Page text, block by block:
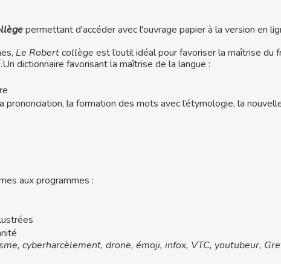
permettant d'accéder avec l'ouvrage papier à la version en
Le Robert collège est l’outil idéal pour favoriser la maîtrise du
.Un dictionnaire favorisant la maîtrise de la langue :
la formation des mots avec l’étymologie, la
aux programmes :
cyberharcèlement, drone, émoji, infox, VTC, youtubeur,